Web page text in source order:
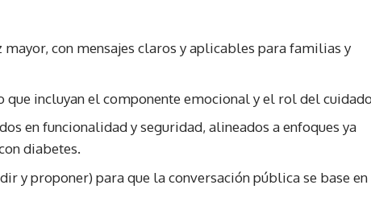
con mensajes claros y aplicables para familias y
que incluyan el componente emocional y el rol del
en funcionalidad y seguridad, alineados a enfoques ya
diabetes.
y proponer) para que la conversación pública se base en